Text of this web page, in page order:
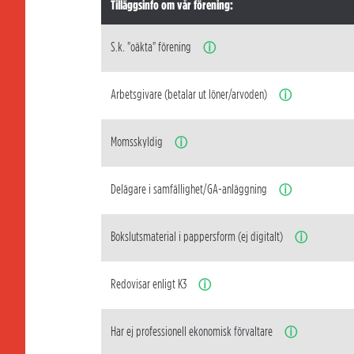
Tilläggsinfo om vår förening:
S.k. "oäkta" förening ⓘ
Arbetsgivare (betalar ut löner/arvoden) ⓘ
Momsskyldig ⓘ
Delägare i samfällighet/GA-anläggning ⓘ
Bokslutsmaterial i pappersform (ej digitalt) ⓘ
Redovisar enligt K3 ⓘ
Har ej professionell ekonomisk förvaltare ⓘ